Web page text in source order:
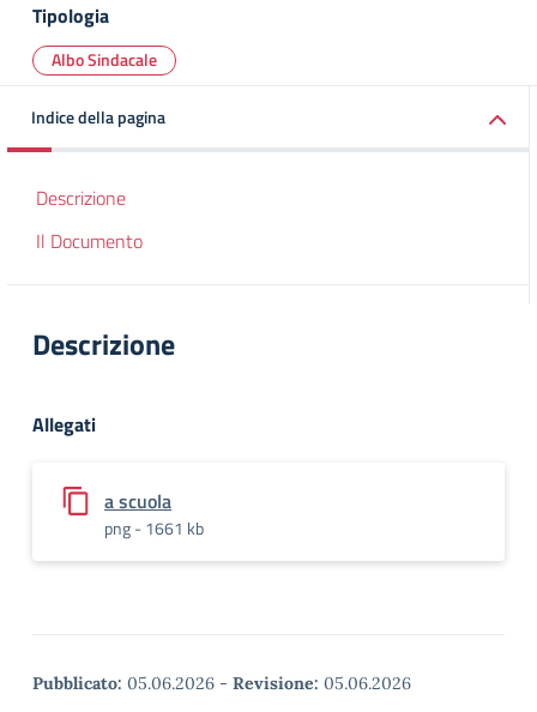
Tipologia
Albo Sindacale
Indice della pagina
Descrizione
Il Documento
Descrizione
Allegati
a scuola
png - 1661 kb
Pubblicato: 05.06.2026 - Revisione: 05.06.2026